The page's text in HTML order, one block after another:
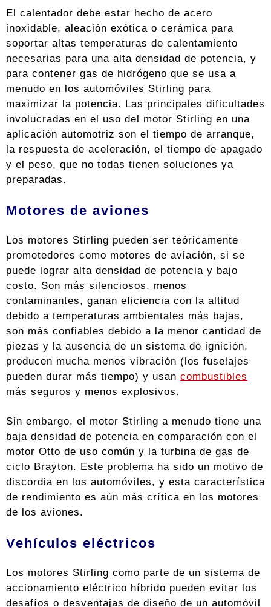
El calentador debe estar hecho de acero
inoxidable, aleación exótica o cerámica para
soportar altas temperaturas de calentamiento
necesarias para una alta densidad de potencia, y
para contener gas de hidrógeno que se usa a
menudo en los automóviles Stirling para
maximizar la potencia. Las principales dificultades
involucradas en el uso del motor Stirling en una
aplicación automotriz son el tiempo de arranque,
la respuesta de aceleración, el tiempo de apagado
y el peso, que no todas tienen soluciones ya
preparadas.
Motores de aviones
Los motores Stirling pueden ser teóricamente
prometedores como motores de aviación, si se
puede lograr alta densidad de potencia y bajo
costo. Son más silenciosos, menos
contaminantes, ganan eficiencia con la altitud
debido a temperaturas ambientales más bajas,
son más confiables debido a la menor cantidad de
piezas y la ausencia de un sistema de ignición,
producen mucha menos vibración (los fuselajes
pueden durar más tiempo) y usan combustibles
más seguros y menos explosivos.
Sin embargo, el motor Stirling a menudo tiene una
baja densidad de potencia en comparación con el
motor Otto de uso común y la turbina de gas de
ciclo Brayton. Este problema ha sido un motivo de
discordia en los automóviles, y esta característica
de rendimiento es aún más crítica en los motores
de los aviones.
Vehículos eléctricos
Los motores Stirling como parte de un sistema de
accionamiento eléctrico híbrido pueden evitar los
desafíos o desventajas de diseño de un automóvil